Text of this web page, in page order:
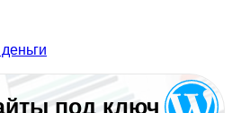
под ключ